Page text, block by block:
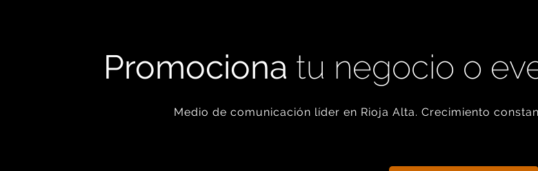
Promociona tu negocio o
Medio de comunicación líder en Rioja Alta. Crecimiento